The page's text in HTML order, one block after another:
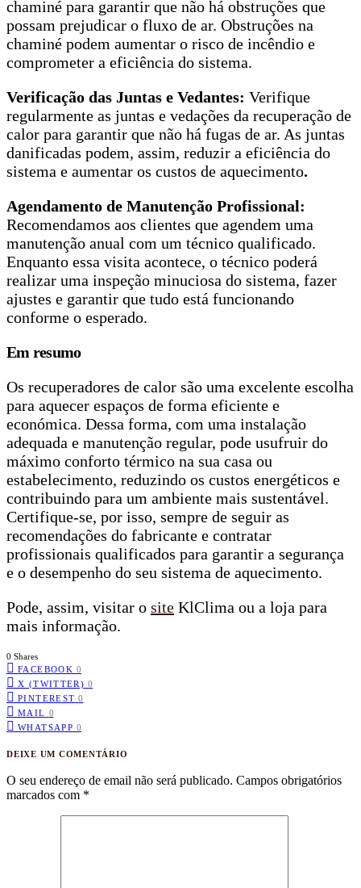
chaminé para garantir que não há obstruções que
possam prejudicar o fluxo de ar. Obstruções na
chaminé podem aumentar o risco de incêndio e
comprometer a eficiência do sistema.
Verificação das Juntas e Vedantes: Verifique
regularmente as juntas e vedações da recuperação de
calor para garantir que não há fugas de ar. As juntas
danificadas podem, assim, reduzir a eficiência do
sistema e aumentar os custos de aquecimento.
Agendamento de Manutenção Profissional:
Recomendamos aos clientes que agendem uma
manutenção anual com um técnico qualificado.
Enquanto essa visita acontece, o técnico poderá
realizar uma inspeção minuciosa do sistema, fazer
ajustes e garantir que tudo está funcionando
conforme o esperado.
Em resumo
Os recuperadores de calor são uma excelente escolha
para aquecer espaços de forma eficiente e
económica. Dessa forma, com uma instalação
adequada e manutenção regular, pode usufruir do
máximo conforto térmico na sua casa ou
estabelecimento, reduzindo os custos energéticos e
contribuindo para um ambiente mais sustentável.
Certifique-se, por isso, sempre de seguir as
recomendações do fabricante e contratar
profissionais qualificados para garantir a segurança
e o desempenho do seu sistema de aquecimento.
Pode, assim, visitar o site KlClima ou a loja para
mais informação.
0 Shares
FACEBOOK 0
X (TWITTER) 0
PINTEREST 0
MAIL 0
WHATSAPP 0
DEIXE UM COMENTÁRIO
O seu endereço de email não será publicado. Campos obrigatórios
marcados com *